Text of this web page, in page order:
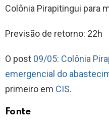
Colônia Pirapitingui para
Previsão de retorno: 22h
O post 09/05: Colônia
emergencial do
primeiro em CIS.
Fonte